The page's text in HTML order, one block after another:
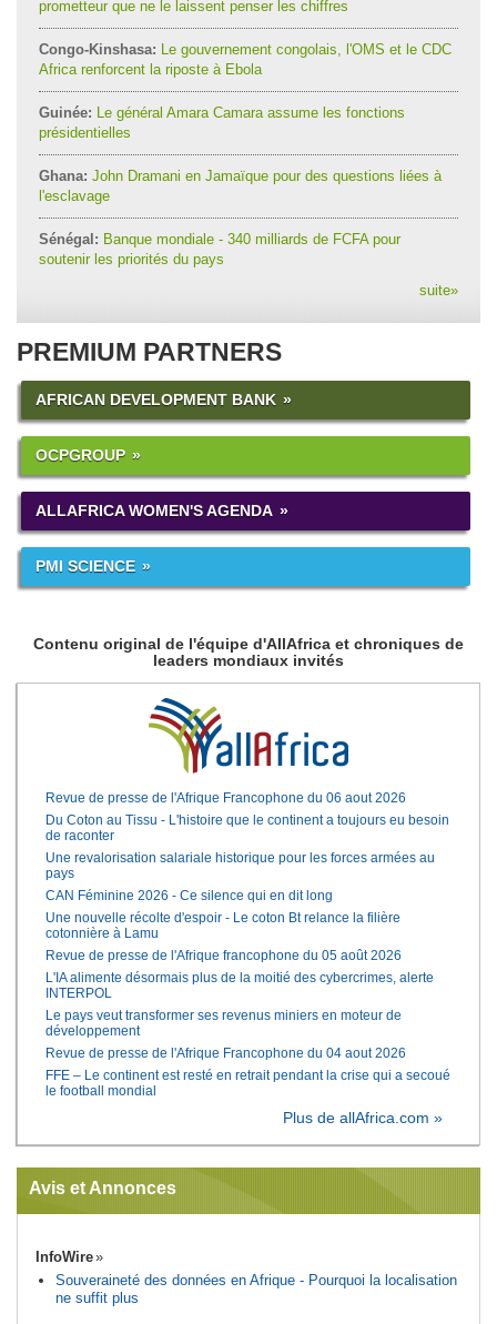
prometteur que ne le laissent penser les chiffres
Congo-Kinshasa: Le gouvernement congolais, l'OMS et le CDC
Africa renforcent la riposte à Ebola
Guinée: Le général Amara Camara assume les fonctions
présidentielles
Ghana: John Dramani en Jamaïque pour des questions liées à
l'esclavage
Sénégal: Banque mondiale - 340 milliards de FCFA pour
soutenir les priorités du pays
suite»
PREMIUM PARTNERS
AFRICAN DEVELOPMENT BANK
OCPGROUP
ALLAFRICA WOMEN'S AGENDA
PMI SCIENCE
Contenu original de l'équipe d'AllAfrica et chroniques de
leaders mondiaux invités
Revue de presse de l'Afrique Francophone du 06 aout 2026
Du Coton au Tissu - L'histoire que le continent a toujours eu besoin
de raconter
Une revalorisation salariale historique pour les forces armées au
pays
CAN Féminine 2026 - Ce silence qui en dit long
Une nouvelle récolte d'espoir - Le coton Bt relance la filière
cotonnière à Lamu
Revue de presse de l'Afrique francophone du 05 août 2026
L'IA alimente désormais plus de la moitié des cybercrimes, alerte
INTERPOL
Le pays veut transformer ses revenus miniers en moteur de
développement
Revue de presse de l'Afrique Francophone du 04 aout 2026
FFE – Le continent est resté en retrait pendant la crise qui a secoué
le football mondial
Plus de allAfrica.com »
Avis et Annonces
InfoWire
Souveraineté des données en Afrique - Pourquoi la localisation
ne suffit plus